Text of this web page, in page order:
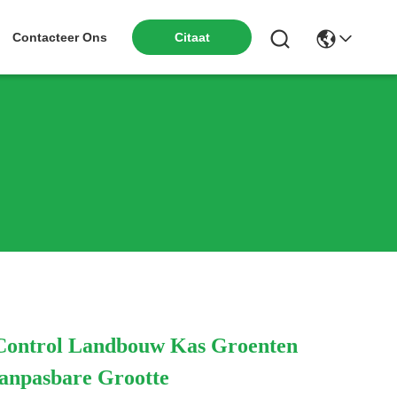
Contacteer Ons Citaat
Landbouw Kas Groenten
Grootte